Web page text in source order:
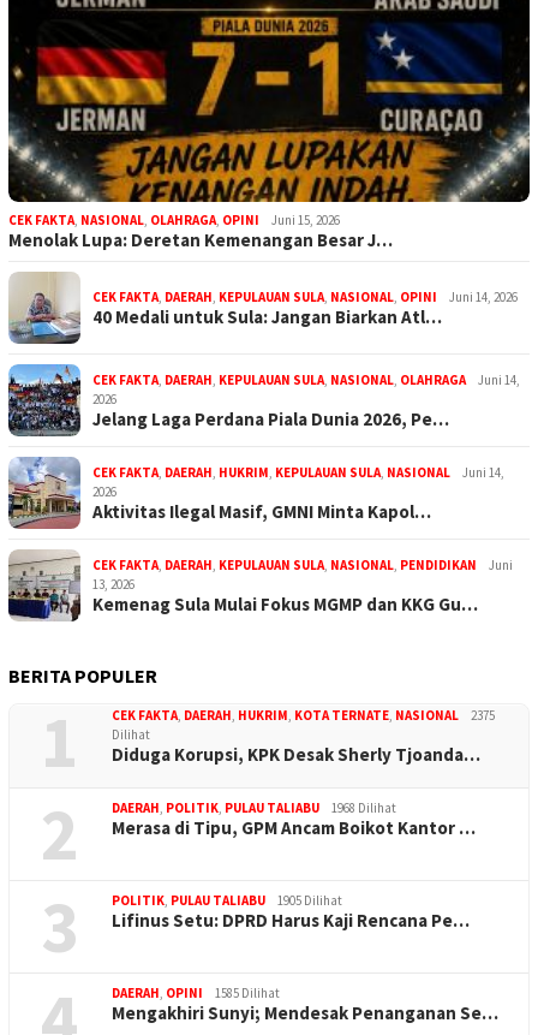
CEK FAKTA, NASIONAL, OLAHRAGA, OPINI Juni 15, 2026
Menolak Lupa: Deretan Kemenangan Besar J…
CEK FAKTA, DAERAH, KEPULAUAN SULA, NASIONAL, OPINI Juni 14, 2026
40 Medali untuk Sula: Jangan Biarkan Atl…
CEK FAKTA, DAERAH, KEPULAUAN SULA, NASIONAL, OLAHRAGA
Juni 14,
2026
Jelang Laga Perdana Piala Dunia 2026, Pe…
CEK FAKTA, DAERAH, HUKRIM, KEPULAUAN SULA, NASIONAL
Juni 14,
2026
Aktivitas Ilegal Masif, GMNI Minta Kapol…
CEK FAKTA, DAERAH, KEPULAUAN SULA, NASIONAL, PENDIDIKAN
Juni
13, 2026
Kemenag Sula Mulai Fokus MGMP dan KKG Gu…
BERITA POPULER
1 CEK FAKTA, DAERAH, HUKRIM, KOTA TERNATE, NASIONAL
2375
Dilihat
Diduga Korupsi, KPK Desak Sherly Tjoanda…
2 DAERAH, POLITIK, PULAU TALIABU 1968 Dilihat
Merasa di Tipu, GPM Ancam Boikot Kantor …
3 POLITIK, PULAU TALIABU 1905 Dilihat
Lifinus Setu: DPRD Harus Kaji Rencana Pe…
DAERAH, OPINI 1585 Dilihat
Mengakhiri Sunyi; Mendesak Penanganan Se…